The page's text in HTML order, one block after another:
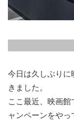
今日は久しぶりに
きました。
ここ最近、映画
ャンペーンをやっ